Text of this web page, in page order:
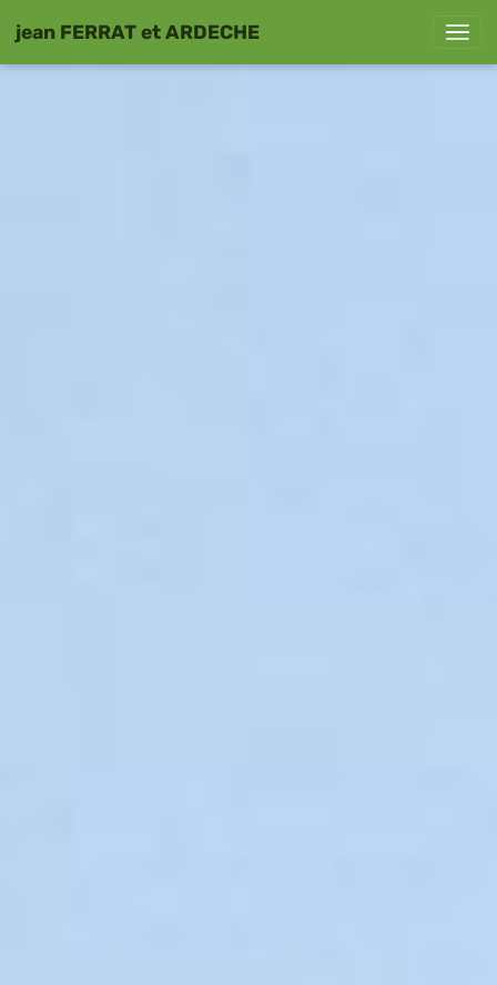
jean FERRAT et ARDECHE